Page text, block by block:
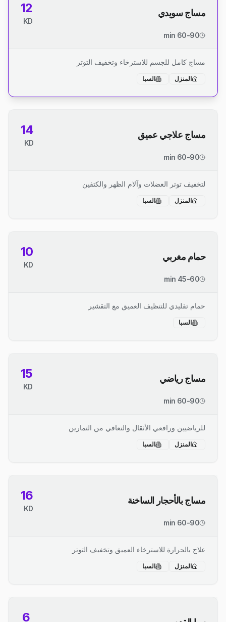
مساج سويدي 12
KD
60-90 min
مساج كامل للجسم للاسترخاء وتخفيف التوتر
المنزل السبا
مساج علاجي عميق 14
KD
60-90 min
لتخفيف توتر العضلات وآلام الظهر والكتفين
المنزل السبا
حمام مغربي 10
KD
45-60 min
حمام تقليدي للتنظيف العميق مع التقشير
السبا
مساج رياضي 15
KD
60-90 min
للرياضيين ورافعي الأثقال والتعافي من التمارين
المنزل السبا
مساج بالأحجار الساخنة 16
KD
60-90 min
علاج بالحرارة للاسترخاء العميق وتخفيف التوتر
المنزل السبا
6